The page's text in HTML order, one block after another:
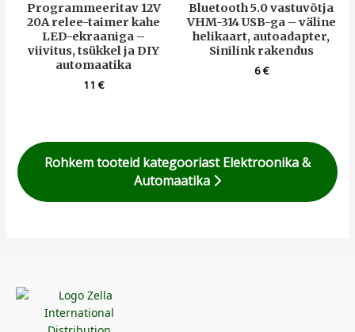
Programmeeritav 12V
20A relee-taimer kahe
LED-ekraaniga –
viivitus, tsükkel ja DIY
automaatika
11€
Bluetooth 5.0 vastuvõtja
VHM-314 USB-ga – väline
helikaart, autoadapter,
Sinilink rakendus
6€
Rohkem tooteid kategooriast Elektroonika &
Automaatika